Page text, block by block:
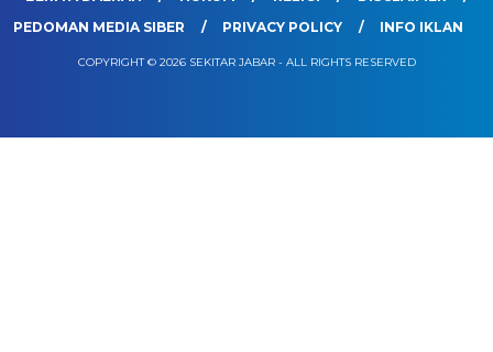
PEDOMAN MEDIA SIBER
PRIVACY POLICY INFO IKLAN
COPYRIGHT © 2026 SEKITAR JABAR - ALL RIGHTS RESERVED